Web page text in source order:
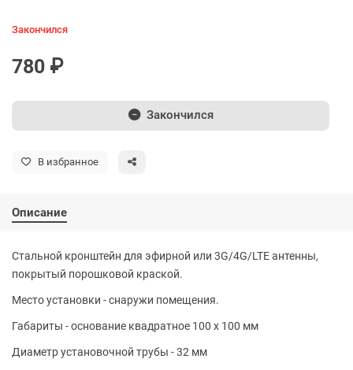
Закончился
780 ₽
Закончился
В избранное
Описание
Стальной кронштейн для эфирной или 3G/4G/LTE антенны,
покрытый порошковой краской.
Место установки - снаружи помещения.
Габариты - основание квадратное 100 x 100 мм
Диаметр установочной трубы - 32 мм